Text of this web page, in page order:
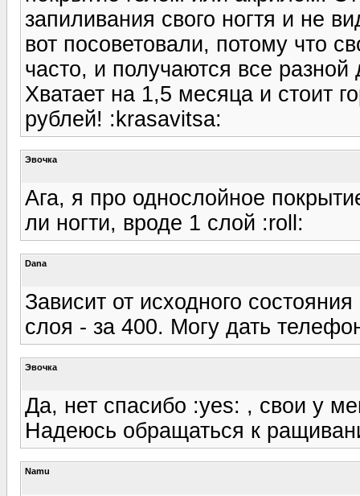
запиливания свого ногтя и не
вот посоветовали, потому что
часто, и получаются все
Хватает на 1,5 месяца и стоит
рублей! :krasavitsa:
Эвочка
Ага, я про однослойное
ли ногти, вроде 1 слой :roll:
Dana
Зависит от исходного
слоя - за 400. Могу дать
Эвочка
Да, нет спасибо :yes: , свои у
Надеюсь обращаться к
Namu